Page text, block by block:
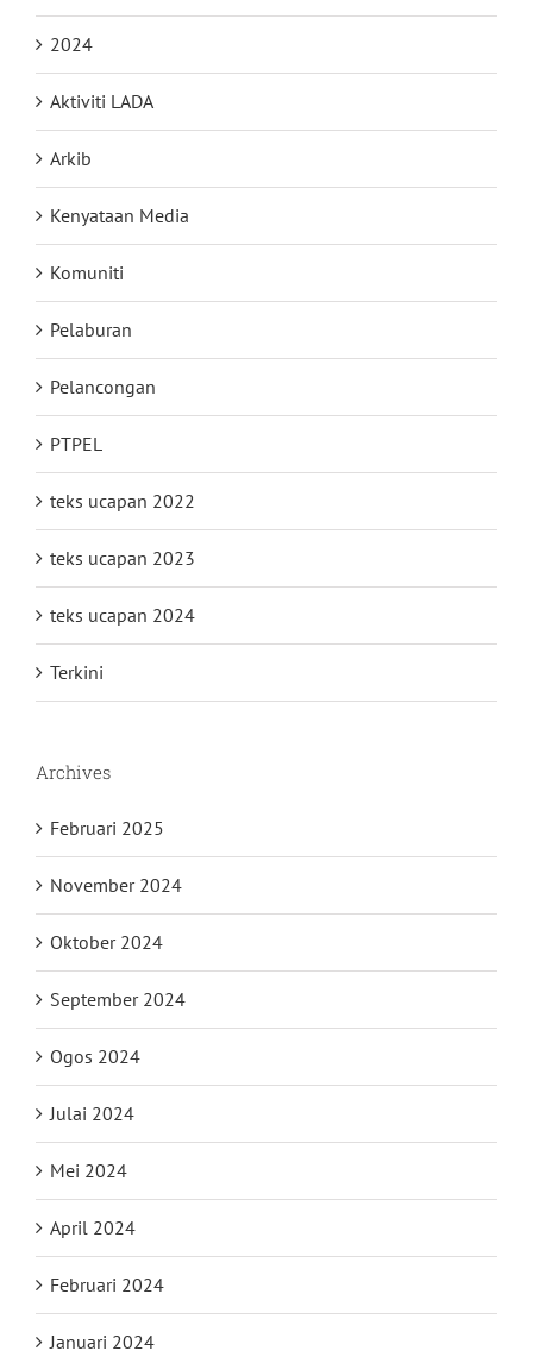
2024
Aktiviti LADA
Arkib
Kenyataan Media
Komuniti
Pelaburan
Pelancongan
PTPEL
teks ucapan 2022
teks ucapan 2023
teks ucapan 2024
Terkini
Archives
Februari 2025
November 2024
Oktober 2024
September 2024
Ogos 2024
Julai 2024
Mei 2024
April 2024
Februari 2024
Januari 2024